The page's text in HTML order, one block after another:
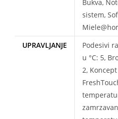
Bukva,
sistem,
UPRAVLJANJE
Podesivi
u °C: 5,
2,